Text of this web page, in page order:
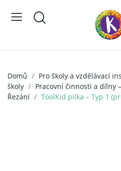
Domů Pro školy a vzdělávací
školy
Pracovní činnosti a dílny
Řezání
ToolKid pilka – Typ 1